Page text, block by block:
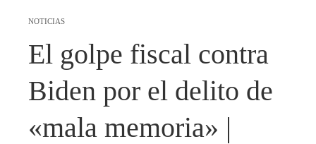
NOTICIAS
El golpe fiscal contra
Biden por el delito de
«mala memoria» |